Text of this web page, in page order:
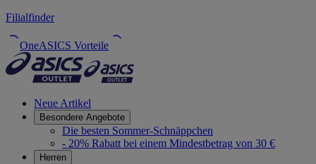
Filialfinder
OneASICS Vorteile
Neue Artikel
Besondere Angebote
Die besten Sommer-Schnäppchen
- 20% Rabatt bei einem Mindestbetrag von 30 €
Herren